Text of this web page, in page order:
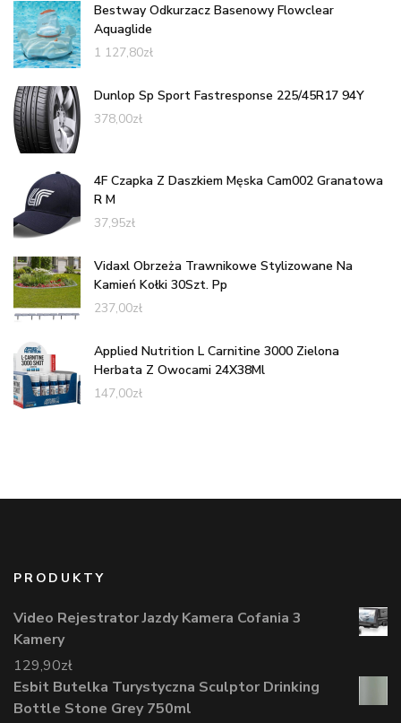
Bestway Odkurzacz Basenowy Flowclear
Aquaglide
1 127,80zł
Dunlop Sp Sport Fastresponse 225/45R17 94Y
378,00zł
4F Czapka Z Daszkiem Męska Cam002 Granatowa
R M
37,95zł
Vidaxl Obrzeża Trawnikowe Stylizowane Na
Kamień Kołki 30Szt. Pp
237,00zł
Applied Nutrition L Carnitine 3000 Zielona
Herbata Z Owocami 24X38Ml
147,00zł
PRODUKTY
Video Rejestrator Jazdy Kamera Cofania 3
Kamery
129,90zł
Esbit Butelka Turystyczna Sculptor Drinking
Bottle Stone Grey 750ml